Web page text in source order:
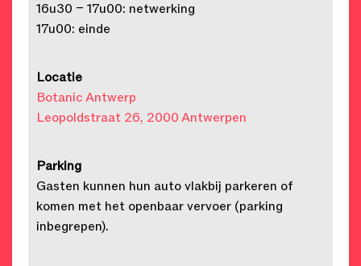
16u30 – 17u00: netwerking
17u00: einde
Locatie
Botanic Antwerp
Leopoldstraat 26, 2000 Antwerpen
Parking
Gasten kunnen hun auto vlakbij parkeren of
komen met het openbaar vervoer (parking
inbegrepen).